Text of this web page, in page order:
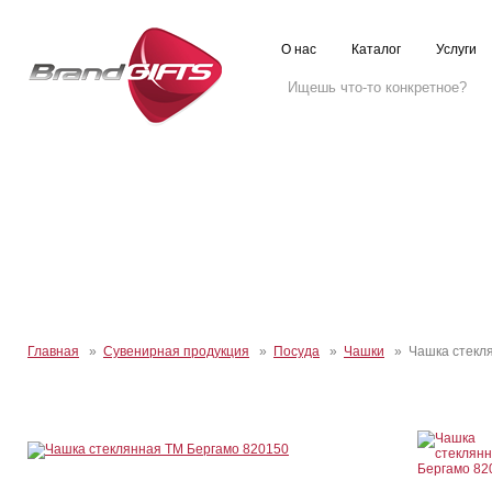
О нас Каталог Услуги
Главная » Сувенирная продукция » Посуда » Чашки » Чашка